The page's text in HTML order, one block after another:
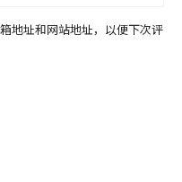
地址和网站地址，以便下次评